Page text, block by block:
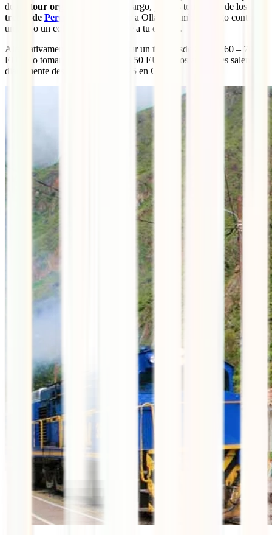
de
un tour organizado
. Sin embargo, puedes tomar uno de los
trenes de PeruRail
desde Cusco a Ollantaytambo y luego contratar
un taxi o un colectivo que te lleve a tu destino.
Alternativamente, puedes contratar un taxi
desde Cusco (60 – 70
EUR), o tomar un autobús (2 – 3,50 EUR). Los autobuses salen
diariamente desde la Av. Grau 525 en Cuzco.